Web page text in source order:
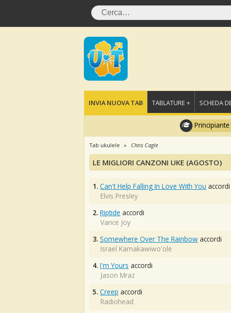
INVIA NUOVA TAB TABLATURE + SCHEDA
Tab ukulele Chris Cagle
LE MIGLIORI CANZONI UKE (AGOSTO)
1. Can't Help Falling In Love With You accordi
Elvis Presley
2. Riptide accordi
Vance Joy
3. Somewhere Over The Rainbow accordi
Israel Kamakawiwo'ole
4. I'm Yours accordi
Jason Mraz
5. Creep accordi
Radiohead